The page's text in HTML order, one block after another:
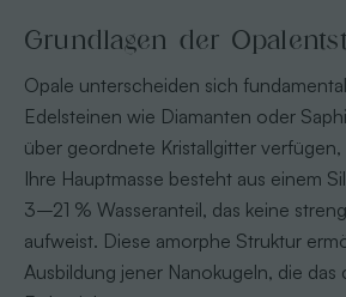
Grundlagen der
Opale unterscheiden sich
Edelsteinen wie Diamanten oder
über geordnete Kristallgitter
Ihre Hauptmasse besteht aus einem
3–21 % Wasseranteil, das keine
aufweist. Diese amorphe Struktur
Ausbildung jener Nanokugeln, die das